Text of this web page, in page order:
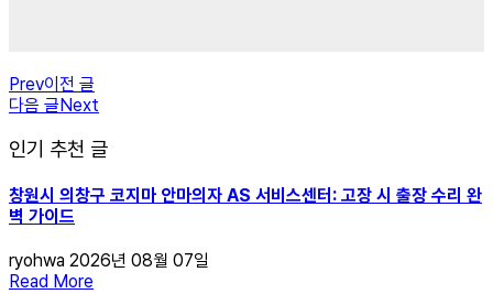
Prev이전 글
다음 글Next
인기 추천 글
창원시 의창구 코지마 안마의자 AS 서비스센터: 고장 시 출장 수리 완
벽 가이드
ryohwa 2026년 08월 07일
Read More